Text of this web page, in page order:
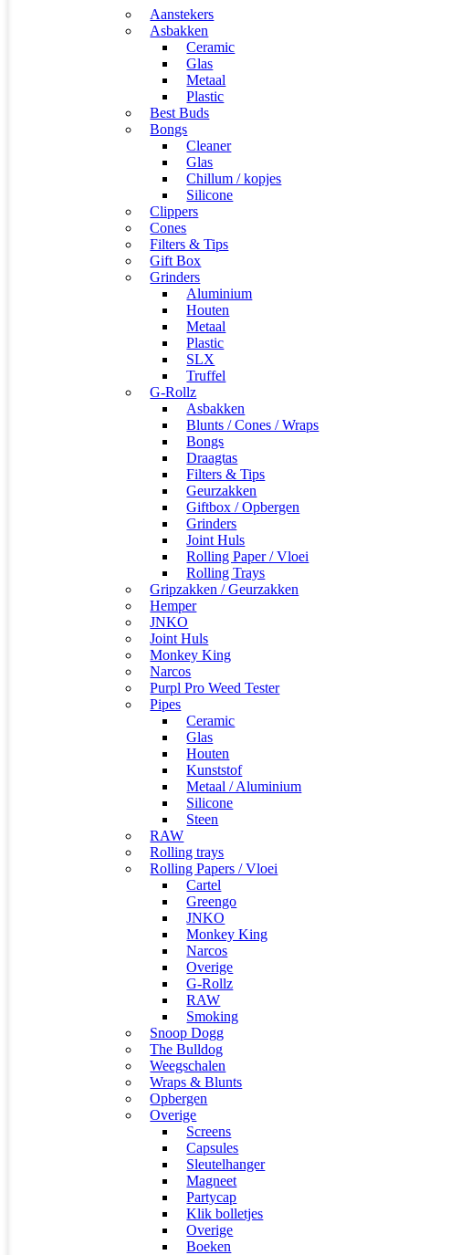
Aanstekers
Asbakken
Ceramic
Glas
Metaal
Plastic
Best Buds
Bongs
Cleaner
Glas
Chillum / kopjes
Silicone
Clippers
Cones
Filters & Tips
Gift Box
Grinders
Aluminium
Houten
Metaal
Plastic
SLX
Truffel
G-Rollz
Asbakken
Blunts / Cones / Wraps
Bongs
Draagtas
Filters & Tips
Geurzakken
Giftbox / Opbergen
Grinders
Joint Huls
Rolling Paper / Vloei
Rolling Trays
Gripzakken / Geurzakken
Hemper
JNKO
Joint Huls
Monkey King
Narcos
Purpl Pro Weed Tester
Pipes
Ceramic
Glas
Houten
Kunststof
Metaal / Aluminium
Silicone
Steen
RAW
Rolling trays
Rolling Papers / Vloei
Cartel
Greengo
JNKO
Monkey King
Narcos
Overige
G-Rollz
RAW
Smoking
Snoop Dogg
The Bulldog
Weegschalen
Wraps & Blunts
Opbergen
Overige
Screens
Capsules
Sleutelhanger
Magneet
Partycap
Klik bolletjes
Overige
Boeken